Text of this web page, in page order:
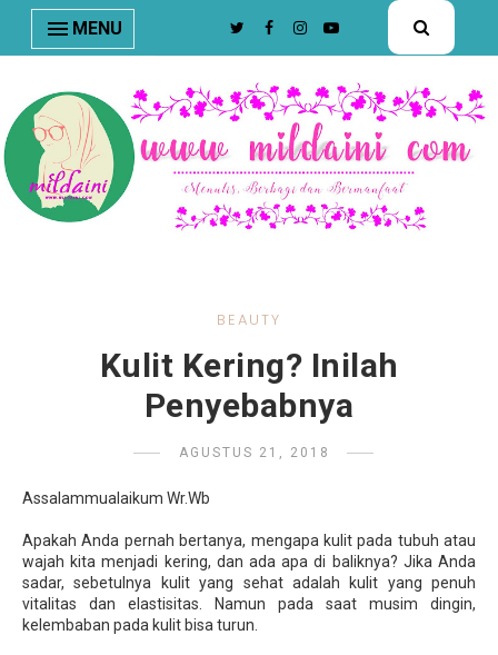
nav#menunav { border-bottom: 1px solid #e8e8e8; }
MENU
BEAUTY
Kulit Kering? Inilah
Penyebabnya
AGUSTUS 21, 2018
Assalammualaikum Wr.Wb
Apakah Anda pernah bertanya, mengapa kulit pada tubuh atau
wajah kita menjadi kering, dan ada apa di baliknya? Jika Anda
sadar, sebetulnya kulit yang sehat adalah kulit yang penuh
vitalitas dan elastisitas. Namun pada saat musim dingin,
kelembaban pada kulit bisa turun.